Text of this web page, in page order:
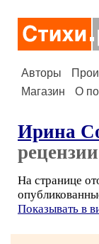
Авторы
Магазин
О
Ирина
рецензии
На странице
Показывать в